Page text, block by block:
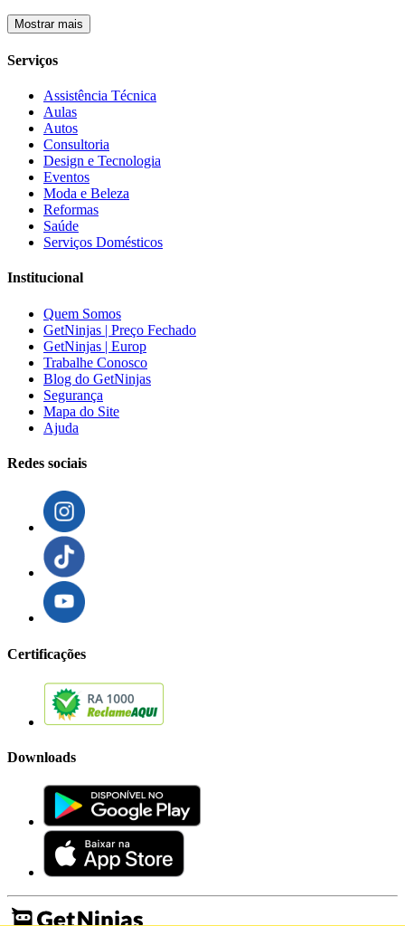
Mostrar mais
Serviços
Assistência Técnica
Aulas
Autos
Consultoria
Design e Tecnologia
Eventos
Moda e Beleza
Reformas
Saúde
Serviços Domésticos
Institucional
Quem Somos
GetNinjas | Preço Fechado
GetNinjas | Europ
Trabalhe Conosco
Blog do GetNinjas
Segurança
Mapa do Site
Ajuda
Redes sociais
Certificações
Downloads